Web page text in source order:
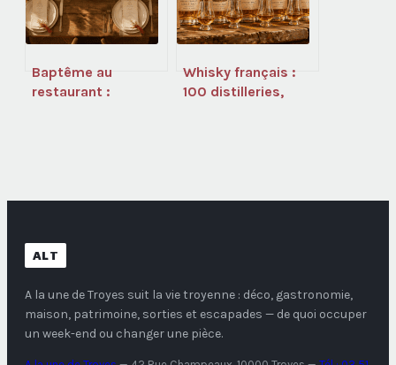
Baptême au
restaurant :
Whisky français :
100 distilleries,
ALT
A la une de Troyes suit la vie troyenne : déco, gastronomie,
maison, patrimoine, sorties et escapades — de quoi occuper
un week-end ou changer une pièce.